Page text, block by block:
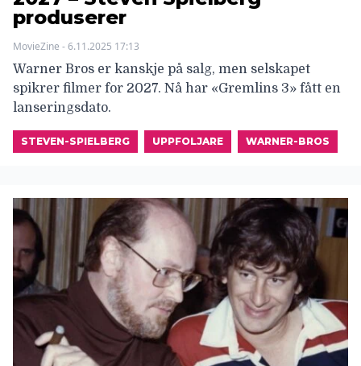
produserer
MovieZine - 6.11.2025 17:13
Warner Bros er kanskje på salg, men selskapet
spikrer filmer for 2027. Nå har «Gremlins 3» fått en
lanseringsdato.
STEVEN-SPIELBERG UPPFOLJARE WARNER-BROS